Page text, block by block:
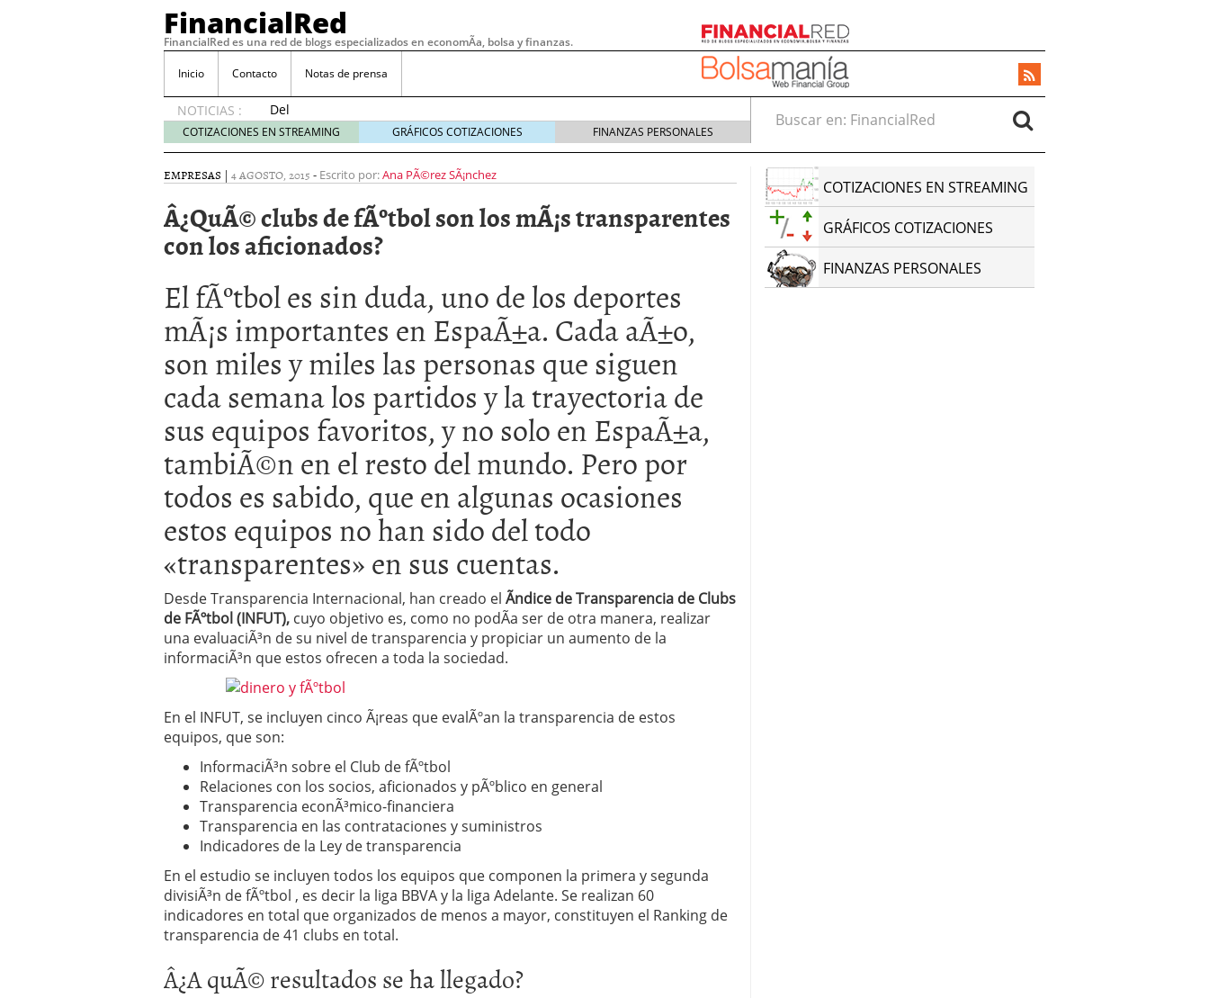
FinancialRed
FinancialRed es una red de blogs especializados en economÃ­a, bolsa y finanzas.
Inicio Contacto Notas de prensa
NOTICIAS :
Del
depósito
a la
cómo
cambiando
la
gestión
ahorro
en
España
05/08/2026
Seguros de convenio en pymes: la obligación que muchas empresas
descubren cuando ya es demasiado tarde 20/07/2026
ReseÃ±a de SIFX: Lo Que Deben Saber los Traders Mexicanos Antes de
Operar
29/06/2026
Crear empresa online vs proceso tradicional: ventajas reales para pymes
29/05/2026
CÃ³mo afrontar una baja mÃ©dica cuando trabajas por cuenta propia
26/05/2026
COTIZACIONES EN STREAMING GRÁFICOS COTIZACIONES FINANZAS PERSONALES
Buscar en:
EMPRESAS | 4 AGOSTO, 2015 - Escrito por:Ana PÃ©rez SÃ¡nchez
Â¿QuÃ© clubs de fÃºtbol son los mÃ¡s transparentes
con los aficionados?
El fÃºtbol es sin duda, uno de los deportes
mÃ¡s importantes en EspaÃ±a. Cada aÃ±o,
son miles y miles las personas que siguen
cada semana los partidos y la trayectoria de
sus equipos favoritos, y no solo en EspaÃ±a,
tambiÃ©n en el resto del mundo. Pero por
todos es sabido, que en algunas ocasiones
estos equipos no han sido del todo
«transparentes» en sus cuentas.
Desde Transparencia Internacional, han creado el Ãndice de Transparencia de Clubs
de FÃºtbol (INFUT), cuyo objetivo es, como no podÃ­a ser de otra manera, realizar
una evaluaciÃ³n de su nivel de transparencia y propiciar un aumento de la
informaciÃ³n que estos ofrecen a toda la sociedad.
En el INFUT, se incluyen cinco Ã¡reas que evalÃºan la transparencia de estos
equipos, que son:
InformaciÃ³n sobre el Club de fÃºtbol
Relaciones con los socios, aficionados y pÃºblico en general
Transparencia econÃ³mico-financiera
Transparencia en las contrataciones y suministros
Indicadores de la Ley de transparencia
En el estudio se incluyen todos los equipos que componen la primera y segunda
divisiÃ³n de fÃºtbol , es decir la liga BBVA y la liga Adelante. Se realizan 60
indicadores en total que organizados de menos a mayor, constituyen el Ranking de
transparencia de 41 clubs en total.
Â¿A quÃ© resultados se ha llegado?
COTIZACIONES EN STREAMING
GRÁFICOS COTIZACIONES
FINANZAS PERSONALES